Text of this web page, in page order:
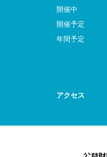
開催中
開催予定
年間予定
アクセス